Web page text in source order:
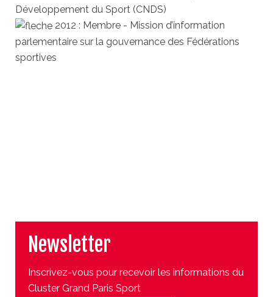
Développement du Sport (CNDS)
2012 : Membre - Mission d’information
parlementaire sur la gouvernance des Fédérations
sportives
Newsletter
Inscrivez-vous pour recevoir les informations du
Cluster Grand Paris Sport